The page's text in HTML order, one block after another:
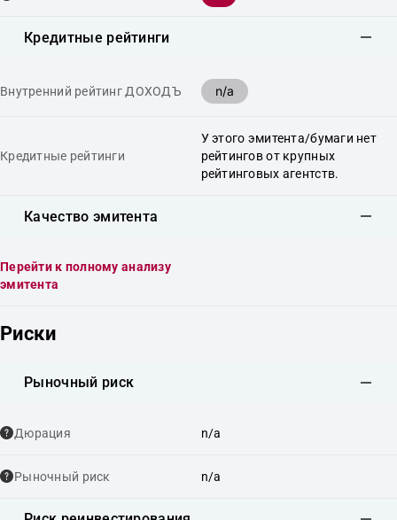
Кредитные рейтинги
Внутренний рейтинг ДОХОДЪ n/a
Кредитные рейтинги
У этого эмитента/бумаги нет
рейтингов от крупных
рейтинговых агентств.
Качество эмитента
Перейти к полному анализу
эмитента
Риски
Рыночный риск
Дюрация n/a
Рыночный риск n/a